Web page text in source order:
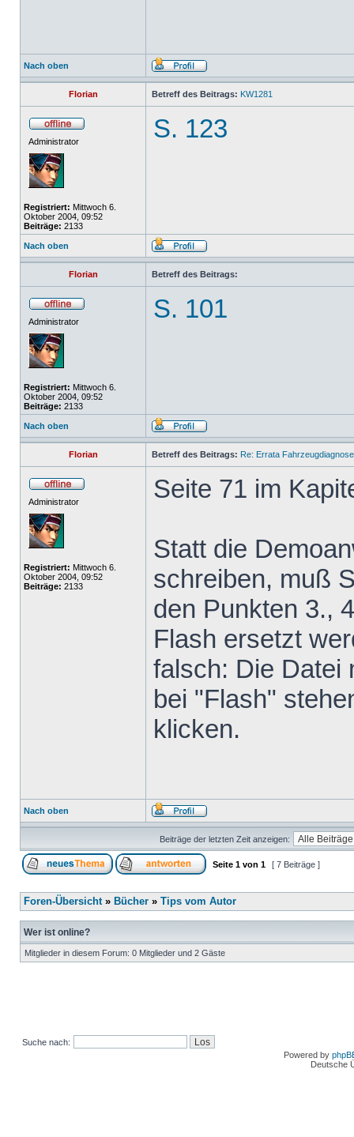
Nach oben
Florian Betreff des Beitrags: KW1281
Administrator
Registriert: Mittwoch 6.
Oktober 2004, 09:52
Beiträge: 2133
S. 123
Nach oben
Florian Betreff des Beitrags:
Administrator
Registriert: Mittwoch 6.
Oktober 2004, 09:52
Beiträge: 2133
S. 101
Nach oben
Florian Betreff des Beitrags: Re: Errata
Administrator
Registriert: Mittwoch 6.
Oktober 2004, 09:52
Beiträge: 2133
Seite 71 im
Statt die
schreiben, muß
den Punkten 3.,
Flash ersetzt
falsch: Die Datei
bei "Flash"
klicken.
Nach oben
Beiträge der letzten Zeit anzeigen:
Seite 1 von 1 [ 7 Beiträge ]
Foren-Übersicht» Bücher » Tips vom Autor
Wer ist online?
Mitglieder in diesem Forum: 0 Mitglieder und 2 Gäste
Suche nach:
Powered by
Deutsche